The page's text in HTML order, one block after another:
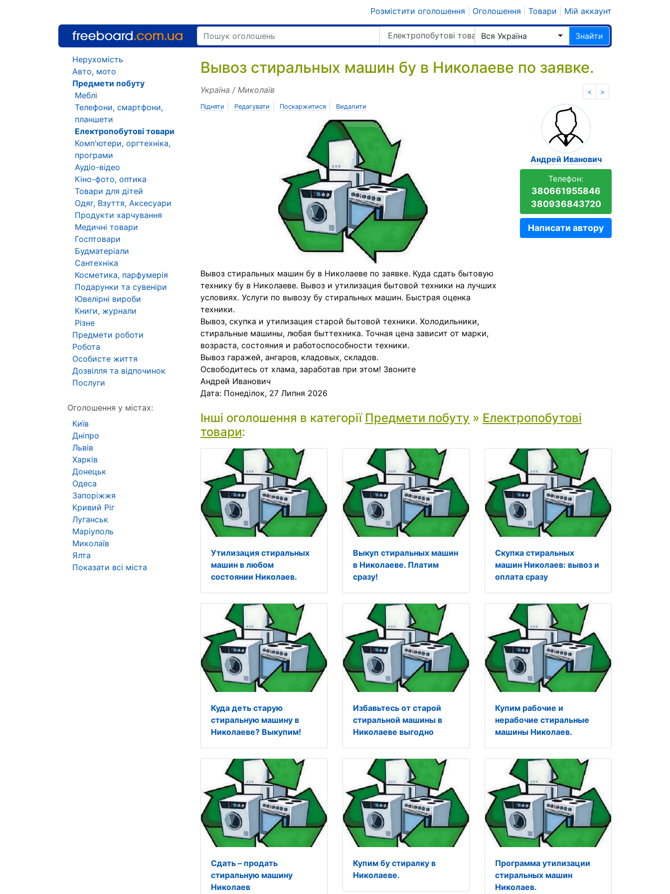
Розмістити оголошення Оголошення Товари Мій аккаунт
Електропобутові товариВся Україна Знайти
Вывоз стиральных машин бу в Николаеве по заявке.
< >
Україна / Миколаїв
Підняти Редагувати Поскаржитися Видалити
Вывоз стиральных машин бу в Николаеве по заявке. Куда сдать бытовую
технику бу в Николаеве. Вывоз и утилизация бытовой техники на лучших
условиях. Услуги по вывозу бу стиральных машин. Быстрая оценка
техники.
Вывоз, скупка и утилизация старой бытовой техники. Холодильники,
стиральные машины, любая быттехника. Точная цена зависит от марки,
возраста, состояния и работоспособности техники.
Вывоз гаражей, ангаров, кладовых, складов.
Освободитесь от хлама, заработав при этом! Звоните
Андрей Иванович
Дата: Понеділок, 27 Липня 2026
Андрей Иванович
Телефон:
380661955846
380936843720
Написати автору
Інші оголошення в категорії Предмети побуту » Електропобутові
товари:
Утилизация стиральных
машин в любом
состоянии Николаев.
Выкуп стиральных машин
в Николаеве. Платим
сразу!
Скупка стиральных
машин Николаев: вывоз и
оплата сразу
Куда деть старую
стиральную машину в
Николаеве? Выкупим!
Избавьтесь от старой
стиральной машины в
Николаеве выгодно
Купим рабочие и
нерабочие стиральные
машины Николаев.
Сдать – продать
стиральную машину
Николаев
Купим бу стиралку в
Николаеве.
Программа утилизации
стиральных машин
Николаев.
Нерухомість
Авто, мото
Предмети побуту
Меблі
Телефони, смартфони,
планшети
Електропобутові товари
Комп'ютери, оргтехніка,
програми
Аудіо-відео
Кіно-фото, оптика
Товари для дітей
Одяг, Взуття, Аксесуари
Продукти харчування
Медичні товари
Госптовари
Будматеріали
Сантехніка
Косметика, парфумерія
Подарунки та сувеніри
Ювелірні вироби
Книги, журнали
Різне
Предмети роботи
Робота
Особисте життя
Дозвілля та відпочинок
Послуги
Оголошення у містах:
Київ
Дніпро
Львів
Харків
Донецьк
Одеса
Запоріжжя
Кривий Ріг
Луганськ
Маріуполь
Миколаїв
Ялта
Показати всі міста